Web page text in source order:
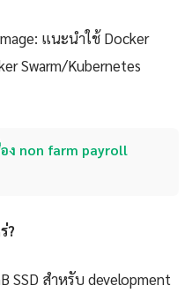
แนะนำใช้ Docker
Swarm/Kubernetes
อง non farm payroll
?
SSD สำหรับ development